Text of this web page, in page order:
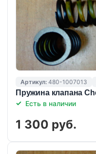
Артикул: 480-1007013
Пружина клапана
Есть в наличии
1 300 руб.